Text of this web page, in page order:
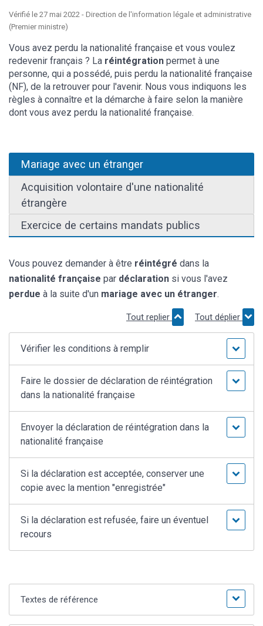
Vérifié le 27 mai 2022 - Direction de l'information légale et administrative
(Premier ministre)
Vous avez perdu la nationalité française et vous voulez
redevenir français ? La réintégration permet à une
personne, qui a possédé, puis perdu la nationalité française
(NF), de la retrouver pour l'avenir. Nous vous indiquons les
règles à connaître et la démarche à faire selon la manière
dont vous avez perdu la nationalité française.
Mariage avec un étranger
Acquisition volontaire d'une nationalité
étrangère
Exercice de certains mandats publics
Vous pouvez demander à être réintégré dans la
nationalité française par déclaration si vous l'avez
perdue à la suite d'un mariage avec un étranger.
Tout replier Tout déplier
Vérifier les conditions à remplir
Faire le dossier de déclaration de réintégration
dans la nationalité française
Envoyer la déclaration de réintégration dans la
nationalité française
Si la déclaration est acceptée, conserver une
copie avec la mention "enregistrée"
Si la déclaration est refusée, faire un éventuel
recours
Textes de référence